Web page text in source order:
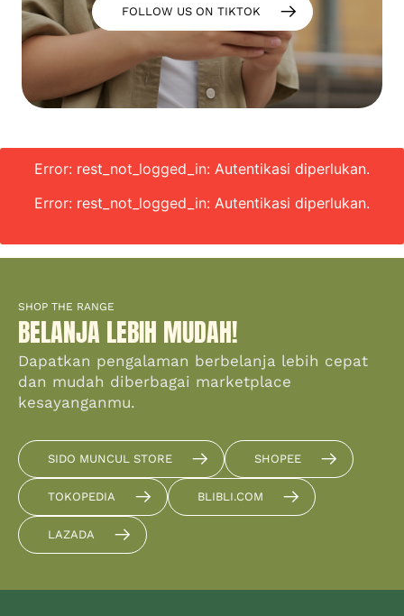
FOLLOW US ON TIKTOK
Error: rest_not_logged_in: Autentikasi diperlukan.
Error: rest_not_logged_in: Autentikasi diperlukan.
SHOP THE RANGE
BELANJA LEBIH MUDAH!
Dapatkan pengalaman berbelanja lebih cepat
dan mudah diberbagai marketplace
kesayanganmu.
SIDO MUNCUL STORE SHOPEE
TOKOPEDIA BLIBLI.COM
LAZADA